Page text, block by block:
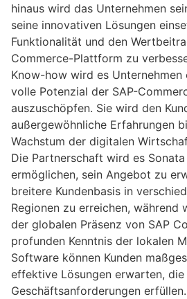
hinaus wird das Unternehmen
seine innovativen Lösungen
Funktionalität und den
Commerce-Plattform zu
Know-how wird es Unternehmen
volle Potenzial der SAP-
auszuschöpfen. Sie wird den
außergewöhnliche Erfahrungen
Wachstum der digitalen
Die Partnerschaft wird es
ermöglichen, sein Angebot zu
breitere Kundenbasis in
Regionen zu erreichen, während
der globalen Präsenz von SAP
profunden Kenntnis der lokalen
Software können Kunden
effektive Lösungen erwarten,
Geschäftsanforderungen erfüllen.